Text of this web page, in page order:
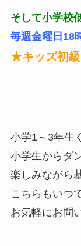
そして小学校
毎週金曜日18
★キッズ初
小学1～3年生
小学生からダ
楽しみながら
こちらもいつ
お気軽にお問